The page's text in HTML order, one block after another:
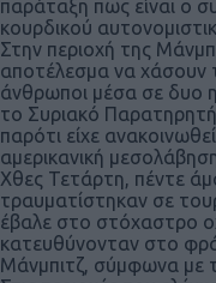
παράταξη πως είναι ο
κουρδικού
Στην περιοχή της
αποτέλεσμα να
άνθρωποι μέσα σε δυο
το Συριακό
παρότι είχε
αμερικανική
Χθες Τετάρτη, πέντε
τραυματίστηκαν σε
έβαλε στο στόχαστρο
κατευθύνονταν στο
Μάνμπιτζ, σύμφωνα με